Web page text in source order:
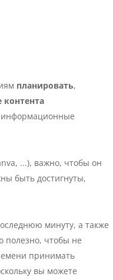
планировать,
контента
информационные
...), важно, чтобы он
быть достигнуты,
минуту, а также
полезно, чтобы не
принимать
вы можете